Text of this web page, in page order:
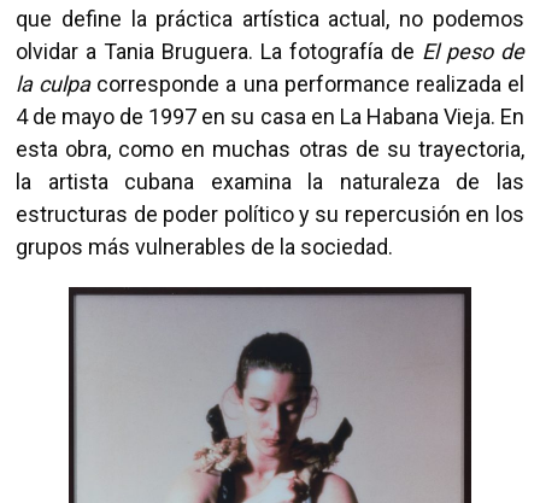
que define la práctica artística actual, no podemos
olvidar a Tania Bruguera. La fotografía de El peso de
la culpacorresponde a una performance realizada el
4 de mayo de 1997 en su casa en La Habana Vieja. En
esta obra, como en muchas otras de su trayectoria,
la artista cubana examina la naturaleza de las
estructuras de poder político y su repercusión en los
grupos más vulnerables de la sociedad.